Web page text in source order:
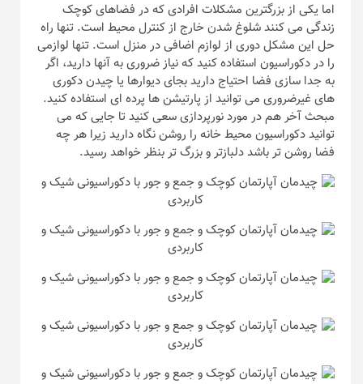
اما یکی از بزرگترین مشکلات افرادی که در فضاهای کوچک
زندگی می کنند شلوغ شدن خارج از کنترل محیط است. تنها راه
حل این مشکل دوری از لوازم اضافی در منزل است. تنها لوازمی
را در دکوراسیون استفاده کنید که نیاز ضروری به آنها دارید، اگر
به جدا سازی فضا احتیاج دارید بجای دیوارها یا چیدن دکوری
های غیرضروری می توانید از پارتیشن ها پرده ای استفاده کنید.
مبحث آخر هم در مورد نورپردازی سعی کنید تا جایی که می
توانید دکوراسیون محیط خانه را روشن نگاه دارید زیرا هر چه
فضا روشن تر باشد دلبازتر و بزرگ تر بنظر خواهد رسید.